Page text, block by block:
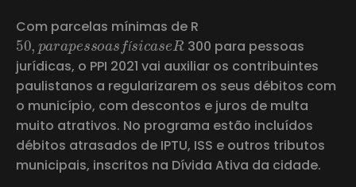
Com parcelas mínimas de R
í
50,p arapess oasfísic ase
300 para pessoas
jurídicas, o PPI 2021 vai auxiliar os contribuintes
paulistanos a regularizarem os seus débitos com
o município, com descontos e juros de multa
muito atrativos. No programa estão incluídos
débitos atrasados de IPTU, ISS e outros tributos
municipais, inscritos na Dívida Ativa da cidade.